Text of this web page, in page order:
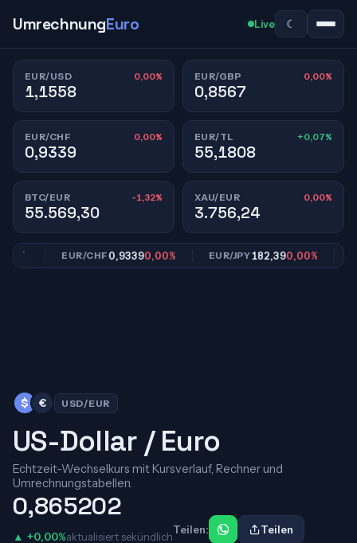
UmrechnungEuro Live ☾
EUR/USD 0,00%
1,1558
EUR/GBP 0,00%
0,8567
EUR/CHF 0,00%
0,9339
EUR/TL +0,07%
55,1808
BTC/EUR -1,32%
55.569,30
XAU/EUR 0,00%
3.756,24
EUR/CHF0,93390,00% EUR/JPY182,390,00%
$ € USD/EUR
US-Dollar / Euro
Echtzeit-Wechselkurs mit Kursverlauf, Rechner und
Umrechnungstabellen.
0,865202
▲ +0,00%aktualisiert sekündlich
Teilen: Teilen